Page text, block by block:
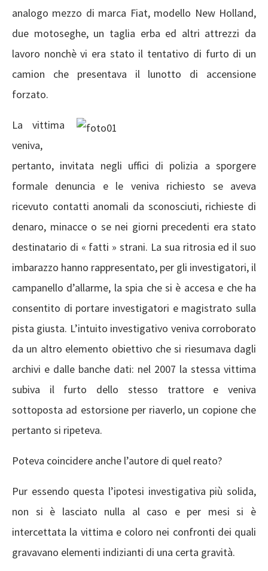
analogo mezzo di marca Fiat, modello New Holland,
due motoseghe, un taglia erba ed altri attrezzi da
lavoro nonchè vi era stato il tentativo di furto di un
camion che presentava il lunotto di accensione
forzato.
La vittima
veniva,
pertanto, invitata negli uffici di polizia a sporgere
formale denuncia e le veniva richiesto se aveva
ricevuto contatti anomali da sconosciuti, richieste di
denaro, minacce o se nei giorni precedenti era stato
destinatario di « fatti » strani. La sua ritrosia ed il suo
imbarazzo hanno rappresentato, per gli investigatori, il
campanello d’allarme, la spia che si è accesa e che ha
consentito di portare investigatori e magistrato sulla
pista giusta. L’intuito investigativo veniva corroborato
da un altro elemento obiettivo che si riesumava dagli
archivi e dalle banche dati: nel 2007 la stessa vittima
subiva il furto dello stesso trattore e veniva
sottoposta ad estorsione per riaverlo, un copione che
pertanto si ripeteva.
Poteva coincidere anche l’autore di quel reato?
Pur essendo questa l’ipotesi investigativa più solida,
non si è lasciato nulla al caso e per mesi si è
intercettata la vittima e coloro nei confronti dei quali
gravavano elementi indizianti di una certa gravità.